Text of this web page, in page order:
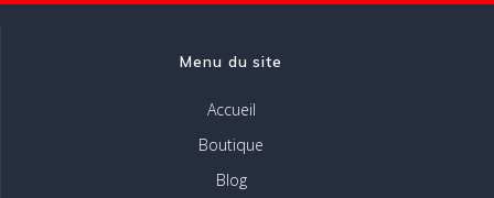
Menu du site
Accueil
Boutique
Blog